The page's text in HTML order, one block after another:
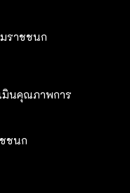
ราชชนก
มินคุณภาพการ
ชนก